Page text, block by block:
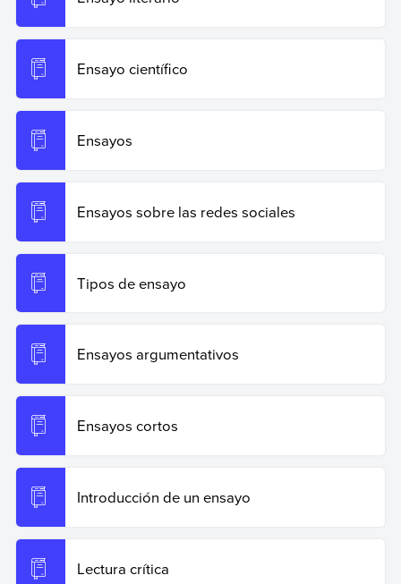
Ensayo científico
Ensayos
Ensayos sobre las redes sociales
Tipos de ensayo
Ensayos argumentativos
Ensayos cortos
Introducción de un ensayo
Lectura crítica